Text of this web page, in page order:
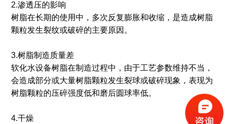
2.渗透压的影响
树脂在长期的使用中，多次反复膨胀和收缩，是造成树脂
颗粒发生裂纹或破碎的主要原因。
3.树脂制造质量差
软化水设备树脂在制造过程中，由于工艺参数维持不当，
会造成部分或大量树脂颗粒发生裂球或破碎现象，表现为
树脂颗粒的压碎强度低和磨后圆球率低。
4.干燥